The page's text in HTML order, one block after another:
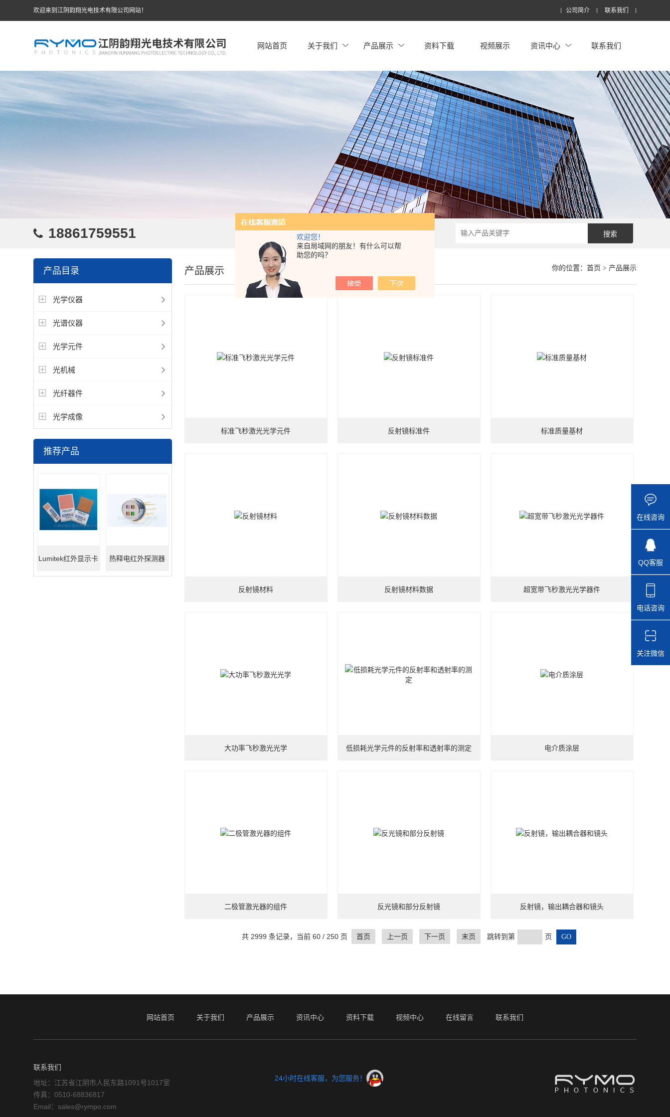
欢迎您！
来自局域网的朋友！有什么可以帮
助您的吗？
欢迎来到江阴韵翔光电技术有限公司网站！ 公司简介 联系我们
网站首页 关于我们 产品展示 资料下载 视频展示 资讯中心 联系我们
18861759551
产品目录
光学仪器
光谱仪器
光学元件
光机械
光纤器件
光学成像
推荐产品
Lumitek红外显示卡 热释电红外探测器
你的位置： 首页 > 产品展示
产品展示
标准飞秒激光光学元件 反射镜标准件 标准质量基材
反射镜材料 反射镜材料数据 超宽带飞秒激光光学器件
大功率飞秒激光光学 低损耗光学元件的反射率和透射率的测定 电介质涂层
二极管激光器的组件 反光镜和部分反射镜 反射镜，输出耦合器和镜头
共 2999 条记录，当前 60 / 250 页 首页 上一页 下一页 末页 跳转到第 页
网站首页 关于我们 产品展示 资讯中心 资料下载 视频中心 在线留言 联系我们
联系我们
地址：江苏省江阴市人民东路1091号1017室
传真：0510-68836817
Email：sales@rympo.com
24小时在线客服，为您服务！
在线咨询
QQ客服
电话咨询
关注微信